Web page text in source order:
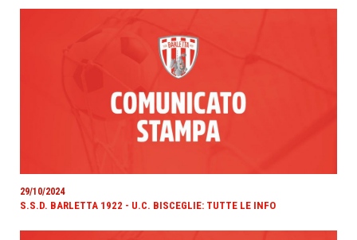
29/10/2024
S.S.D. BARLETTA 1922 - U.C. BISCEGLIE: TUTTE LE INFO